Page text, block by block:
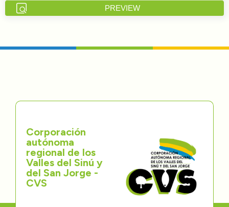
Transparencia
Participa
Trámites y Servicios
Contáctenos
PREVIEW
Corporación
autónoma
regional de los
Valles del Sinú y
del San Jorge -
CVS